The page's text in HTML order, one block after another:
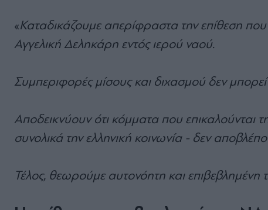
«Καταδικάζουμε απερίφραστα την επίθεση
Αγγελική Δεληκάρη εντός ιερού ναού.
Συμπεριφορές μίσους και διχασμού δεν
Αποδεικνύουν ότι κόμματα που επικαλούνται
συνολικά την ελληνική κοινωνία - δεν
Τέλος, θεωρούμε αυτονόητη και